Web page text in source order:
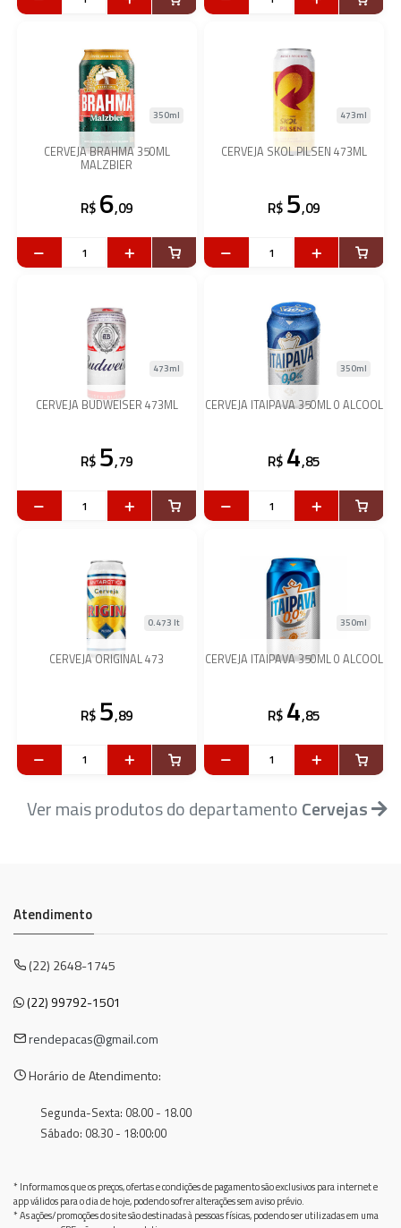
CERVEJA BRAHMA 350ML
MALZBIER
350ml
R$ 6,09
CERVEJA SKOL PILSEN 473ML
473ml
R$ 5,09
CERVEJA BUDWEISER 473ML
473ml
R$ 5,79
CERVEJA ITAIPAVA 350ML 0 ALCOOL
350ml
R$ 4,85
CERVEJA ORIGINAL 473
0.473 lt
R$ 5,89
CERVEJA ITAIPAVA 350ML 0 ALCOOL
350ml
R$ 4,85
Ver mais produtos do departamentoCervejas
Atendimento
(22) 2648-1745
(22) 99792-1501
rendepacas@gmail.com
Horário de Atendimento:
Segunda-Sexta: 08.00 - 18.00
Sábado: 08.30 - 18:00:00
* Informamos que os preços, ofertas e condições de pagamento são exclusivos para internet e
app válidos para o dia de hoje, podendo sofrer alterações sem aviso prévio.
* As ações/promoções do site são destinadas à pessoas físicas, podendo ser utilizadas em uma